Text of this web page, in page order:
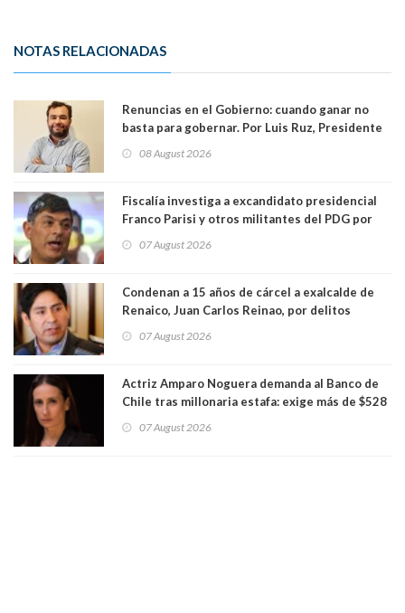
NOTAS RELACIONADAS
Renuncias en el Gobierno: cuando ganar no
basta para gobernar. Por Luis Ruz, Presidente
08 August 2026
Fiscalía investiga a excandidato presidencial
Franco Parisi y otros militantes del PDG por
07 August 2026
Condenan a 15 años de cárcel a exalcalde de
Renaico, Juan Carlos Reinao, por delitos
07 August 2026
Actriz Amparo Noguera demanda al Banco de
Chile tras millonaria estafa: exige más de $528
07 August 2026